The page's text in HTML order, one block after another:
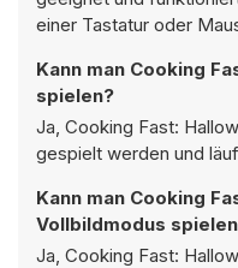
einer Tastatur oder
Kann man Cooking
spielen?
Ja, Cooking Fast:
gespielt werden und
Kann man Cooking
Vollbildmodus
Ja, Cooking Fast: